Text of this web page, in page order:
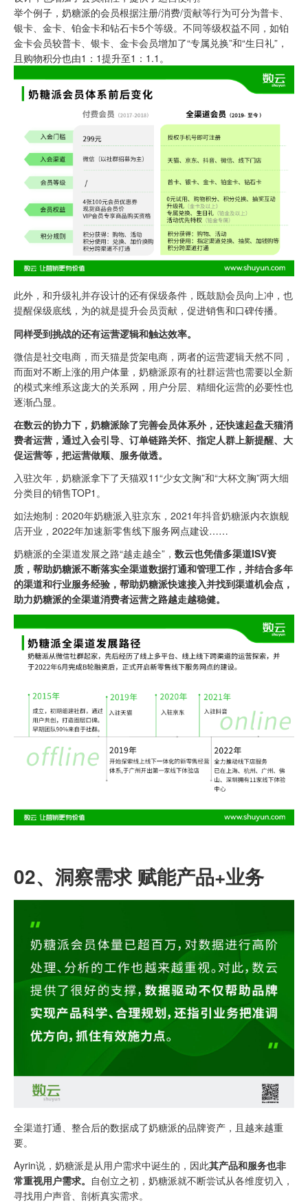
举个例子，奶糖派的会员根据注册/消费/贡献等行为可分为普卡、
银卡、金卡、铂金卡和钻石卡5个等级。不同等级权益不同，如铂
金卡会员较普卡、银卡、金卡会员增加了“专属兑换”和“生日礼”，
且购物积分也由1：1提升至1：1.1。
此外，和升级礼并存设计的还有保级条件，既鼓励会员向上冲，也
提醒保级底线，为的就是提升会员贡献，促进销售和口碑传播。
同样受到挑战的还有运营逻辑和触达效率。
微信是社交电商，而天猫是货架电商，两者的运营逻辑天然不同，
而面对不断上涨的用户体量，奶糖派原有的社群运营也需要以全新
的模式来维系这庞大的关系网，用户分层、精细化运营的必要性也
逐渐凸显。
在数云的协力下，奶糖派除了完善会员体系外，还快速起盘天猫消
费者运营，通过入会引导、订单链路关怀、指定人群上新提醒、大
促运营等，把运营做顺、服务做透。
入驻次年，奶糖派拿下了天猫双11“少女文胸”和“大杯文胸”两大细
分类目的销售TOP1。
如法炮制：2020年奶糖派入驻京东，2021年抖音奶糖派内衣旗舰
店开业，2022年加速新零售线下服务网点建设……
奶糖派的全渠道发展之路“越走越全”， 数云也凭借多渠道ISV资
质，帮助奶糖派不断落实全渠道数据打通和管理工作，并结合多年
的渠道和行业服务经验，帮助奶糖派快速接入并找到渠道机会点，
助力奶糖派的全渠道消费者运营之路越走越稳健。
02、 洞察需求 赋能产品+业务
全渠道打通、整合后的数据成了奶糖派的品牌资产，且越来越重
要。
Ayrin说，奶糖派是从用户需求中诞生的，因此其产品和服务也非
常重视用户需求。 自创立之初，奶糖派就不断尝试从各维度切入，
寻找用户声音、剖析真实需求。